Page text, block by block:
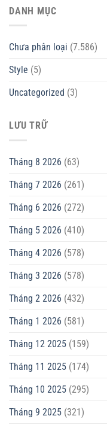
DANH MỤC
Chưa phân loại (7.586)
Style (5)
Uncategorized (3)
LƯU TRỮ
Tháng 8 2026 (63)
Tháng 7 2026 (261)
Tháng 6 2026 (272)
Tháng 5 2026 (410)
Tháng 4 2026 (578)
Tháng 3 2026 (578)
Tháng 2 2026 (432)
Tháng 1 2026 (581)
Tháng 12 2025 (159)
Tháng 11 2025 (174)
Tháng 10 2025 (295)
Tháng 9 2025 (321)